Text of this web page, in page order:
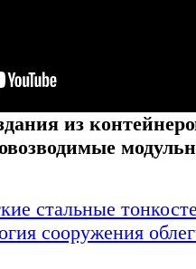
из
стальные
сооружения